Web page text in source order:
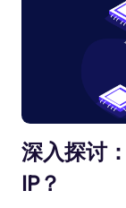
深入探讨
IP？